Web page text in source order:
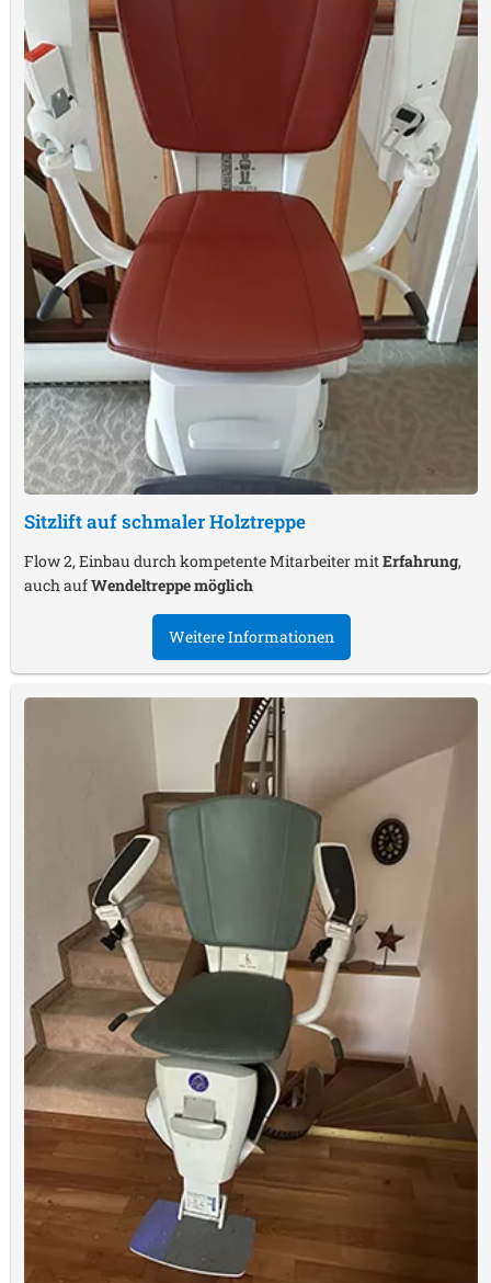
Sitzlift auf schmaler Holztreppe
Flow 2, Einbau durch kompetente Mitarbeiter mitErfahrung,
auch aufWendeltreppe möglich
Weitere Informationen